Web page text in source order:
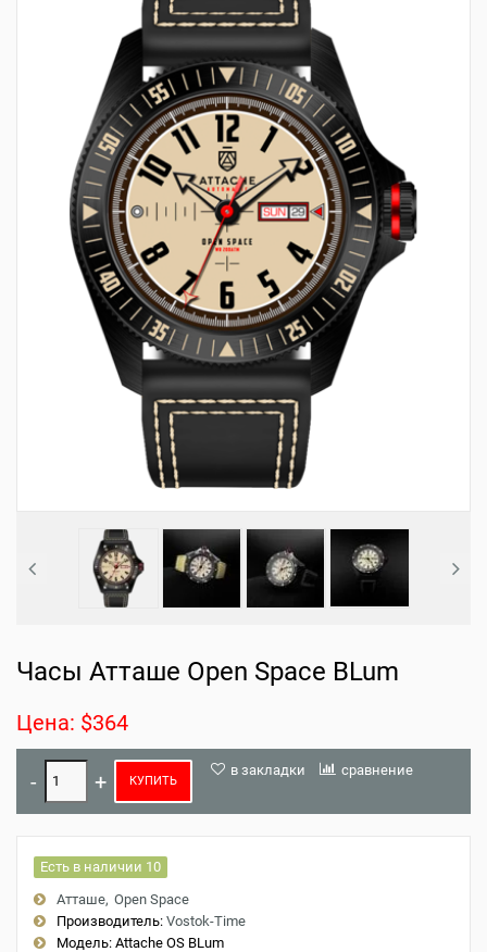
Часы Атташе Open Space BLum
Цена: $364
КУПИТЬ
в закладки сравнение
Есть в наличии 10
Атташе Open Space
Производитель: Vostok-Time
Модель: Attache OS BLum